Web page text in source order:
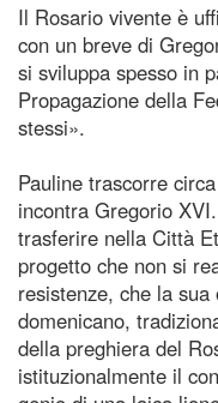
Il Rosario vivente è
con un breve di
si sviluppa spesso in
Propagazione della
stessi».
Pauline trascorre
incontra Gregorio
trasferire nella Città
progetto che non si
resistenze, che la
domenicano,
della preghiera del
istituzionalmente il